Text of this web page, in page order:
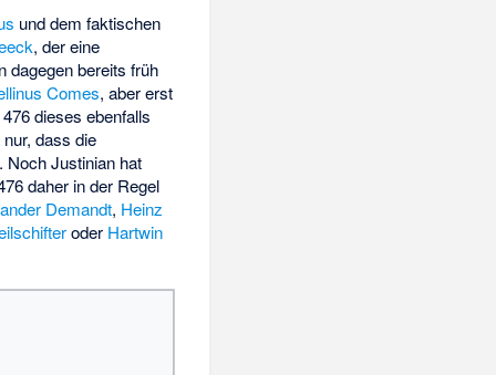
und dem faktischen
, der eine
dagegen bereits früh
Comes, aber erst
dieses ebenfalls
dass die
Noch Justinian hat
daher in der Regel
Demandt, Heinz
oder Hartwin